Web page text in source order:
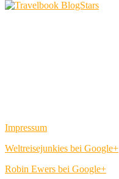
Impressum
Weltreisejunkies bei Google+
Robin Ewers bei Google+